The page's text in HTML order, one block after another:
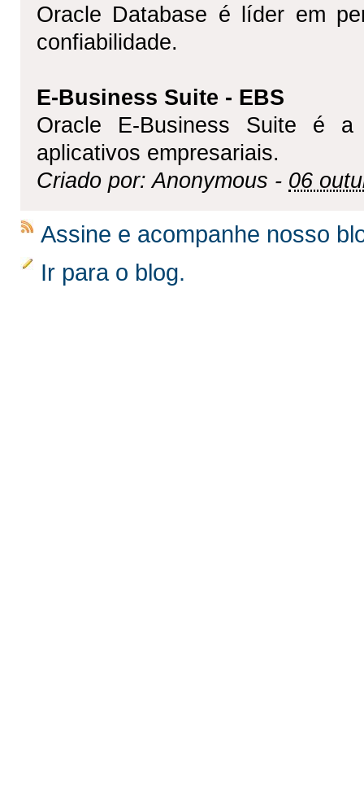
Oracle Database é líder em
confiabilidade.
E-Business Suite - EBS
Oracle E-Business Suite é
aplicativos empresariais.
Criado por: Anonymous - 06
Assine e acompanhe nosso
Ir para o blog.